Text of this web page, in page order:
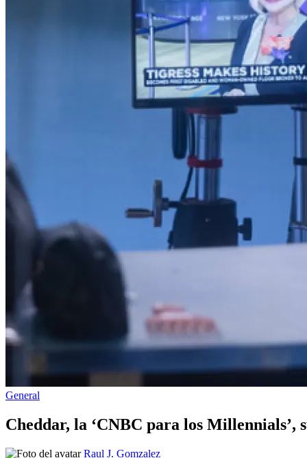
Publicado
General
Cheddar, la ‘CNBC para los Millennials’,
Publicado Raul J. Gomzalez